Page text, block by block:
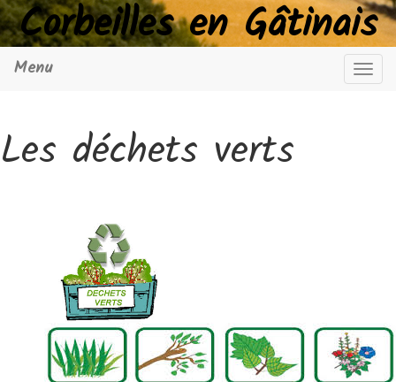
Corbeilles en Gâtinais
Menu
Les déchets verts